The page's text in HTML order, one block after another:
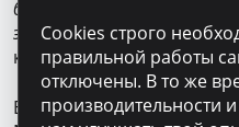
бумажных
эффективно»,– Вадим,
клиент Microinvest.
Если ты тоже
Cookies строго
правильной работы
отключены. В то же
производительности